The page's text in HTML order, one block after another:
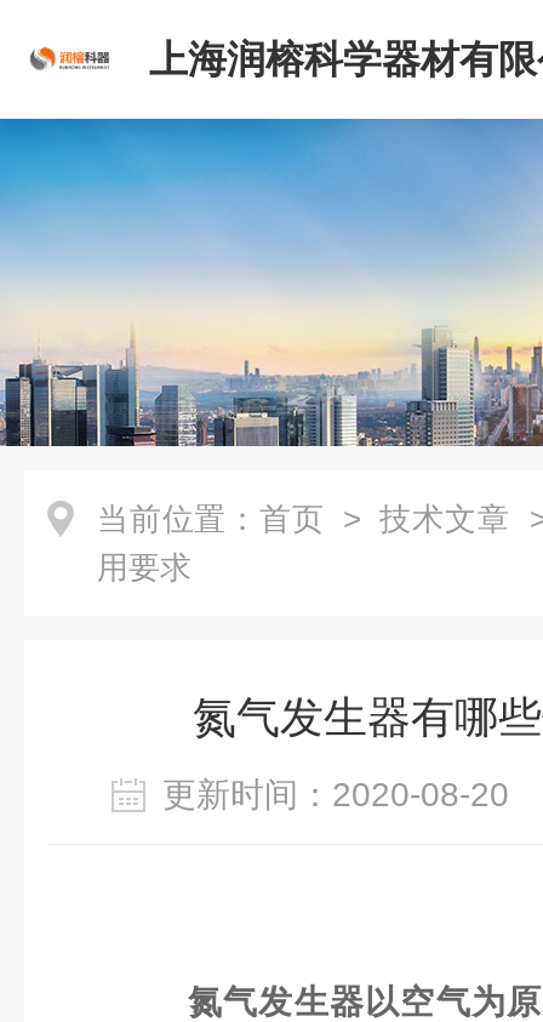
上海润榕科学器材有
当前位置： 首页 > 技术文章
用要求
氮气发生器有哪
更新时间：2020-08-
氮气发生器以空气为